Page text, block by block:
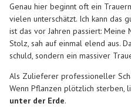
Genau hier beginnt oft ein
vielen unterschätzt. Ich kann das
ist das vor Jahren passiert:
Stolz, sah auf einmal elend aus.
schuld, sondern ein massiver
Als Zulieferer professioneller
Wenn Pflanzen plötzlich sterben,
unter der Erde.